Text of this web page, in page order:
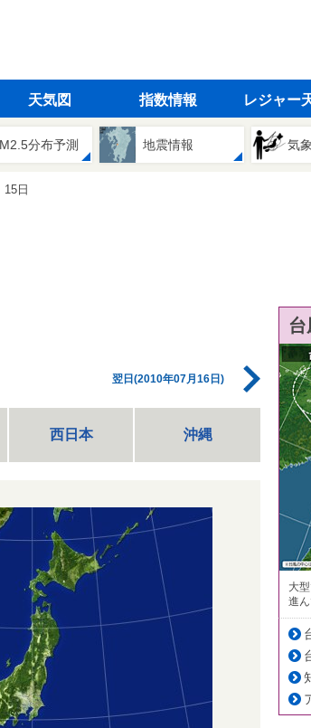
天気図 指数情報 レジャー
分布予測 地震情報 気
15日
翌日(2010年07月16日)
西日本 沖縄
大
進